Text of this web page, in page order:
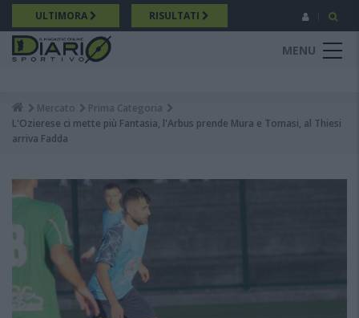
Salta
al
contenuto
principale
ULTIMORA RISULTATI
MENU
Breadcrumb
Mercato
Prima Categoria
L'Ozierese ci mette più Fantasia, l'Arbus prende Mura e Tomasi, al Thiesi
arriva Fadda